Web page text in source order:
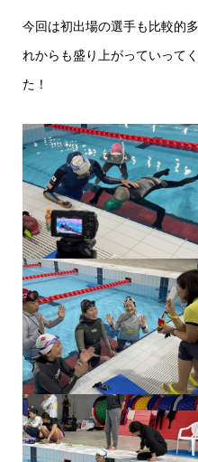
今回は初出場の選手も比較的
れからも盛り上がっていって
た！